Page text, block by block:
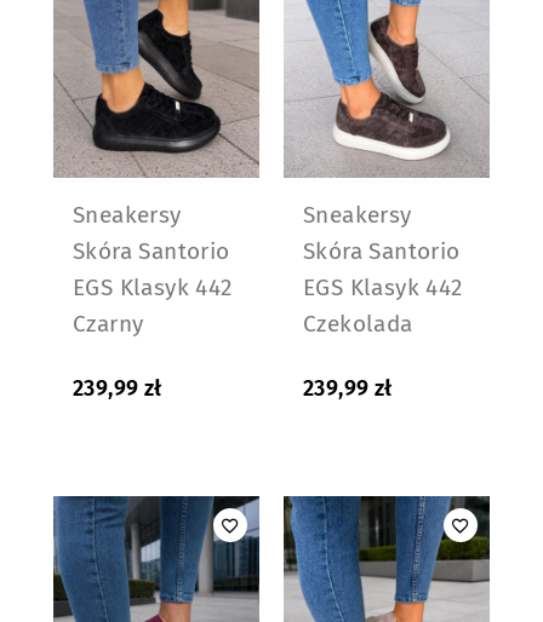
Sneakersy
Skóra Santorio
EGS Klasyk 442
Czarny
239,99 zł
Sneakersy
Skóra Santorio
EGS Klasyk 442
Czekolada
239,99 zł